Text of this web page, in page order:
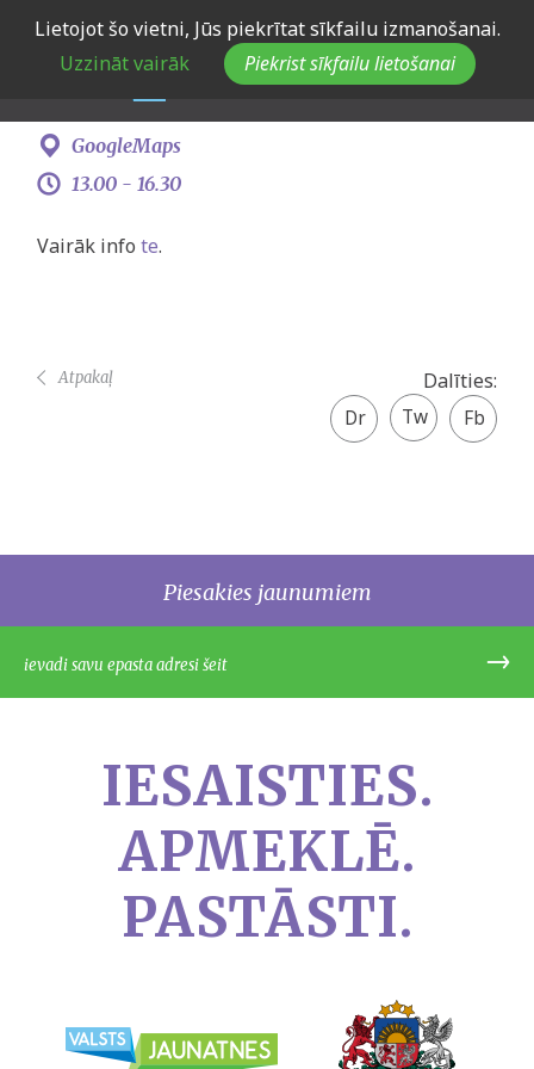
Lietojot šo vietni, Jūs piekrītat sīkfailu izmanošanai.
Uzzināt vairāk
Piekrist sīkfailu lietošanai
Ideju talka Saldū
GoogleMaps
8. februāris
13.00 - 16.30
Vairāk info te.
Dalīties:
Facebook
share
Twitter
Atpakaļ
Piesakies jaunumiem
IESAISTIES.
APMEKLĒ.
PASTĀSTI.